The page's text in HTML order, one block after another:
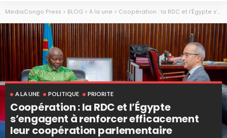
MediaCongo Press > BLOG > A la une > Coopération : la RDC et l’Égypte s’engagent à renforcer efficacement leur coopération parlementaire
A LA UNE POLITIQUE PRIORITE
Coopération : la RDC et l’Égypte
s’engagent à renforcer efficacement
leur coopération parlementaire